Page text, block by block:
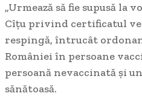
„Urmează să fie supusă
Cîțu privind certificatul
respingă, întrucât
României în persoane
persoană nevaccinată și
sănătoasă.